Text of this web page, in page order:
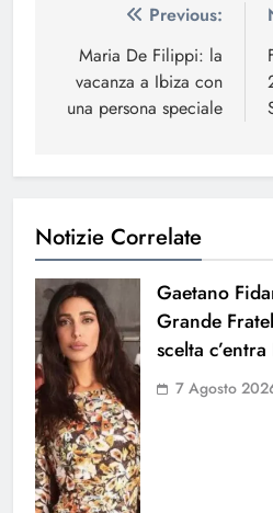
Navigazione
articoli
Previous:
Maria De Filippi: la
vacanza a Ibiza con
una persona speciale
Notizie Correlate
Gaetano
Grande
scelta
7 Agosto